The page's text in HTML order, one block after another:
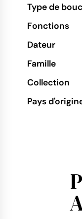
Type de
Fonctions
Dateur
Famille
Collection
Pays